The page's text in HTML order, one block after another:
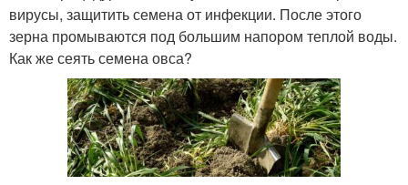
вирусы, защитить семена от инфекции. После этого
зерна промываются под большим напором теплой воды.
Как же сеять семена овса?